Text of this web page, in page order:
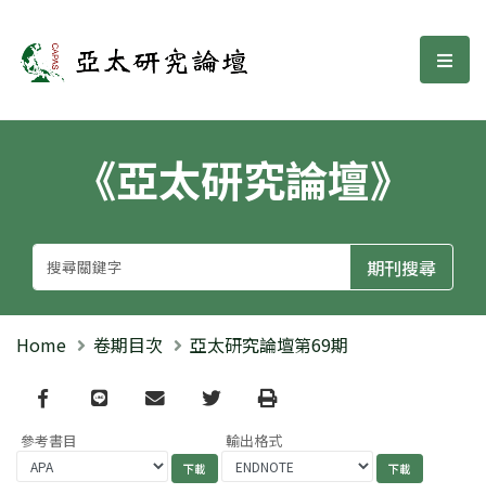
亞太研究論壇 選
《亞太研究論壇》
Home 卷期目次 亞太研究論壇第69期
Facebook
line email TwitterPrint
參考書目 輸出格式